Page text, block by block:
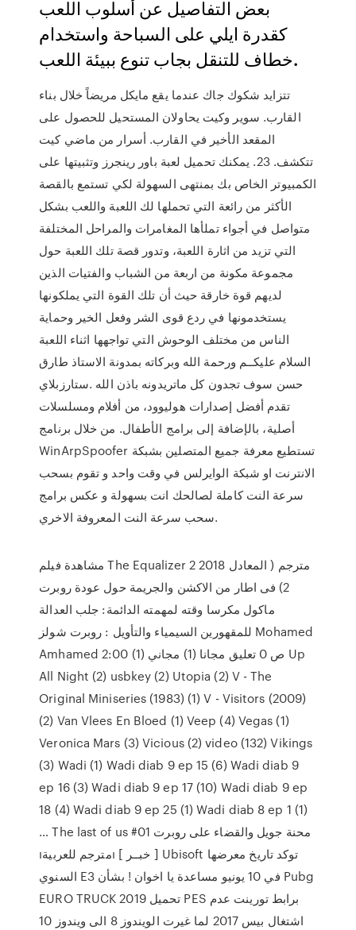
بعض التفاصيل عن أسلوب اللعب
كقدرة ايلي على السباحة واستخدام
خطاف للتنقل بجاب تنوع ببيئة اللعب.
تتزايد شكوك جاك عندما يقع مايكل مريضاً خلال بناء
القارب. سوير وكيت يحاولان المستحيل للحصول على
المقعد الأخير في القارب. أسرار من ماضي كيت
تتكشف. 23. يمكنك تحميل لعبة باور رينجرز وتثبيتها على
الكمبيوتر الخاص بك بمنتهى السهولة لكي تستمع بالقصة
الأكثر من رائعة التي تحملها لك اللعبة واللعب بشكل
متواصل في أجواء تملأها المغامرات والمراحل المختلفة
التي تزيد من اثارة اللعبة، وتدور قصة تلك اللعبة حول
مجموعة مكونة من اربعة من الشباب والفتيات الذين
لديهم قوة خارقة حيث أن تلك القوة التي يملكونها
يستخدمونها في ردع قوى الشر وفعل الخير وحماية
الناس من مختلف الوحوش التي تواجهها اثناء اللعبة
السلام عليكــم ورحمة الله وبركاته بمدونة الاستاذ طارق
حسن سوف تجدون كل ماتريدونه باذن الله .ستارزبلاي
تقدم أفضل إصدارات هوليوود، من أفلام ومسلسلات
أصلية، بالإضافة إلى برامج الأطفال. من خلال برنامج
WinArpSpoofer تستطيع معرفة جميع المتصلين بشبكة
الانترنت او شبكة الوايرلس في وقت واحد و تقوم بسحب
سرعة النت كاملة لصالحك انت بسهولة و عكس برامج
سحب سرعة النت المعروفة الاخري.
مشاهدة فيلم The Equalizer 2 2018 مترجم ( المعادل
2) فى اطار من الاكشن والجريمة حول عودة روبرت
ماكول مكرسا وقته لمهمته الدائمة: جلب العدالة
للمقهورين السيمياء والتأويل : روبرت شولز Mohamed
Amhamed 2:00 ص 0 تعليق مجانا (1) مجاني (1) Up
All Night (2) usbkey (2) Utopia (2) V - The
Original Miniseries (1983) (1) V - Visitors (2009)
(2) Van Vlees En Bloed (1) Veep (4) Vegas (1)
Veronica Mars (3) Vicious (2) video (132) Vikings
(3) Wadi (1) Wadi diab 9 ep 15 (6) Wadi diab 9
ep 16 (3) Wadi diab 9 ep 17 (10) Wadi diab 9 ep
18 (4) Wadi diab 9 ep 25 (1) Wadi diab 8 ep 1 (1)
… The last of us #01 محنة جويل والقضاء على روبرت
ıمترجم للعربيةı [ خبــر ] Ubisoft توكد تاريخ معرضها
السنوي E3 في 10 يونيو مساعدة يا اخوان ! بشأن Pubg
EURO TRUCK تحميل 2019 PES برابط تورينت عدم
اشتغال بيس 2017 لما غيرت الويندوز 8 الى ويندوز 10